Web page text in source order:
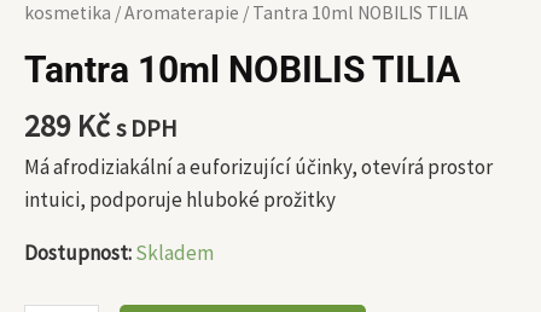
kosmetika /Aromaterapie / Tantra 10ml NOBILIS TILIA
Tantra 10ml NOBILIS TILIA
289 Kčs DPH
Má afrodiziakální a euforizující účinky, otevírá prostor
intuici, podporuje hluboké prožitky
Dostupnost:Skladem